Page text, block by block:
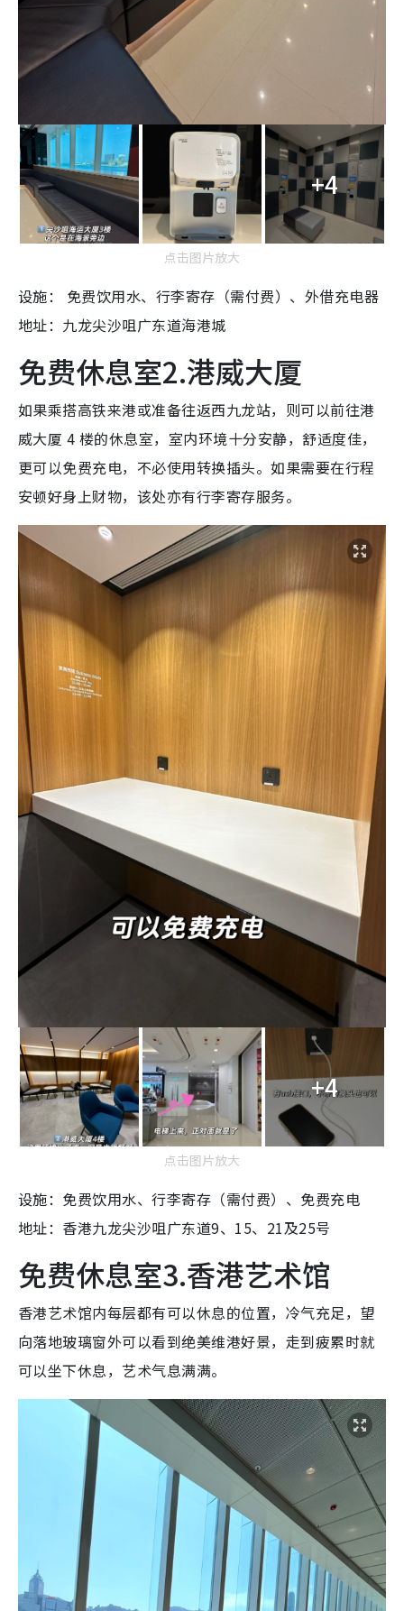
+4
点击图片放大
设施： 免费饮用水、行李寄存（需付费）、外借充电器
地址：九龙尖沙咀广东道海港城
免费休息室2.港威大厦
如果乘搭高铁来港或准备往返西九龙站，则可以前往港
威大厦 4 楼的休息室，室内环境十分安静，舒适度佳，
更可以免费充电，不必使用转换插头。如果需要在行程
安顿好身上财物，该处亦有行李寄存服务。
+4
点击图片放大
设施：免费饮用水、行李寄存（需付费）、免费充电
地址：香港九龙尖沙咀广东道9、15、21及25号
免费休息室3.香港艺术馆
香港艺术馆内每层都有可以休息的位置，冷气充足，望
向落地玻璃窗外可以看到绝美维港好景，走到疲累时就
可以坐下休息，艺术气息满满。